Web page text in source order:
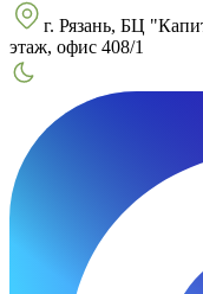
г. Рязань, БЦ
этаж, офис 408/1